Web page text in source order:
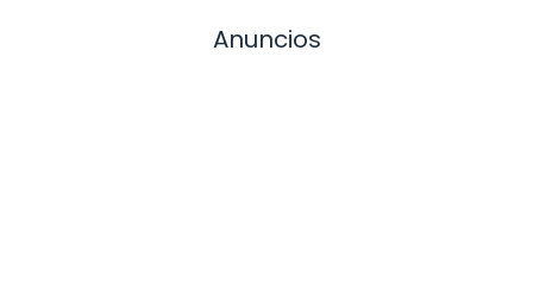
Anuncios